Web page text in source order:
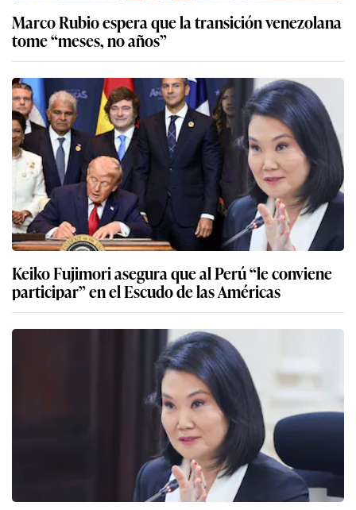
Marco Rubio espera que la transición venezolana
tome “meses, no años”
Keiko Fujimori asegura que al Perú “le conviene
participar” en el Escudo de las Américas